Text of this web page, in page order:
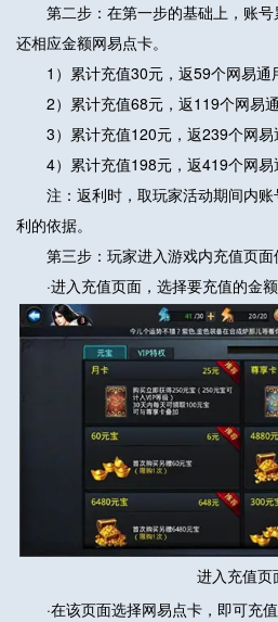
第二步：在第一步的基础上，账号
还相应金额网易点卡。
1）累计充值30元，返59个网易通
2）累计充值68元，返119个网易
3）累计充值120元，返239个网易
4）累计充值198元，返419个网易
注：返利时，取玩家活动期间内账
利的依据。
第三步：玩家进入游戏内充值页面
·进入充值页面，选择要充值的金
进入充值页
·在该页面选择网易点卡，即可充值